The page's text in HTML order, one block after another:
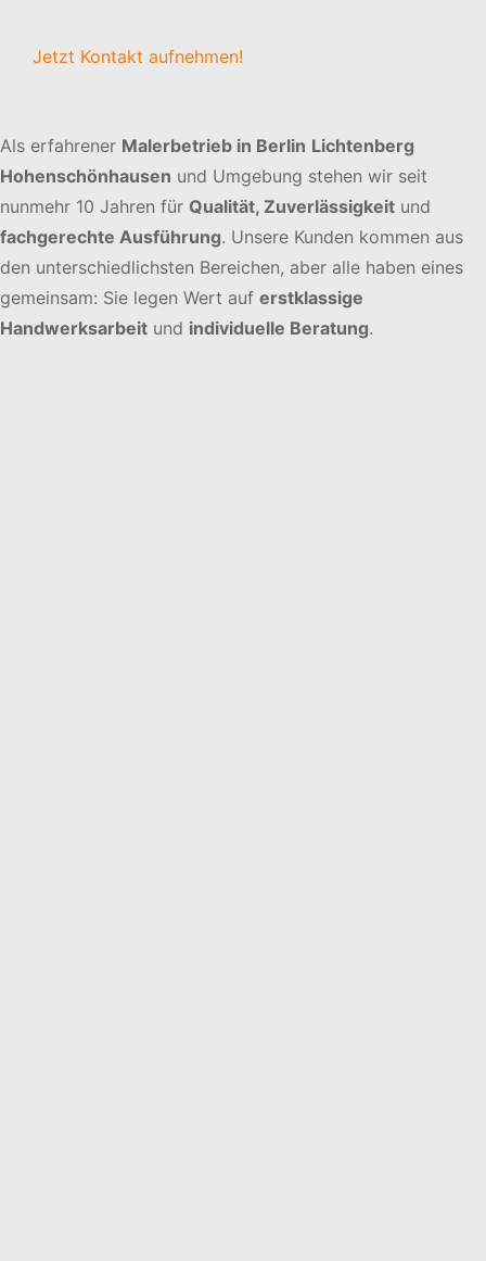
Jetzt Kontakt aufnehmen!
Als erfahrener Malerbetrieb in Berlin Lichtenberg
Hohenschönhausen und Umgebung stehen wir seit
nunmehr 10 Jahren für Qualität, Zuverlässigkeit und
fachgerechte Ausführung. Unsere Kunden kommen aus
den unterschiedlichsten Bereichen, aber alle haben eines
gemeinsam: Sie legen Wert auf erstklassige
Handwerksarbeit und individuelle Beratung.